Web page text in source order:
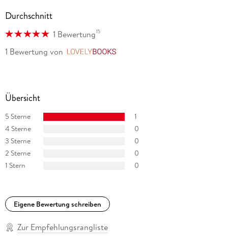
Durchschnitt
1 Bewertung15
1 Bewertung von
Übersicht
5 Sterne
1
4 Sterne
0
3 Sterne
0
2 Sterne
0
1 Stern
0
Eigene Bewertung schreiben
Zur Empfehlungsrangliste